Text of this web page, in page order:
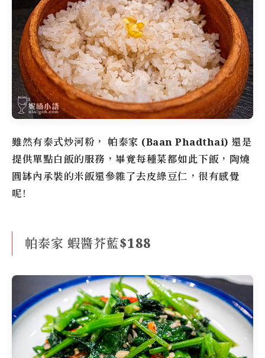
雖然有泰式炒河粉， 帕泰家 (Baan Phadthai) 還是
提供單點白飯的服務，畢竟每種菜都如此下飯，陶燒
圓缽內承裝的米飯還參雜了去皮綠豆仁，很有感覺
呢!
帕泰家 蝦醬芥藍$188